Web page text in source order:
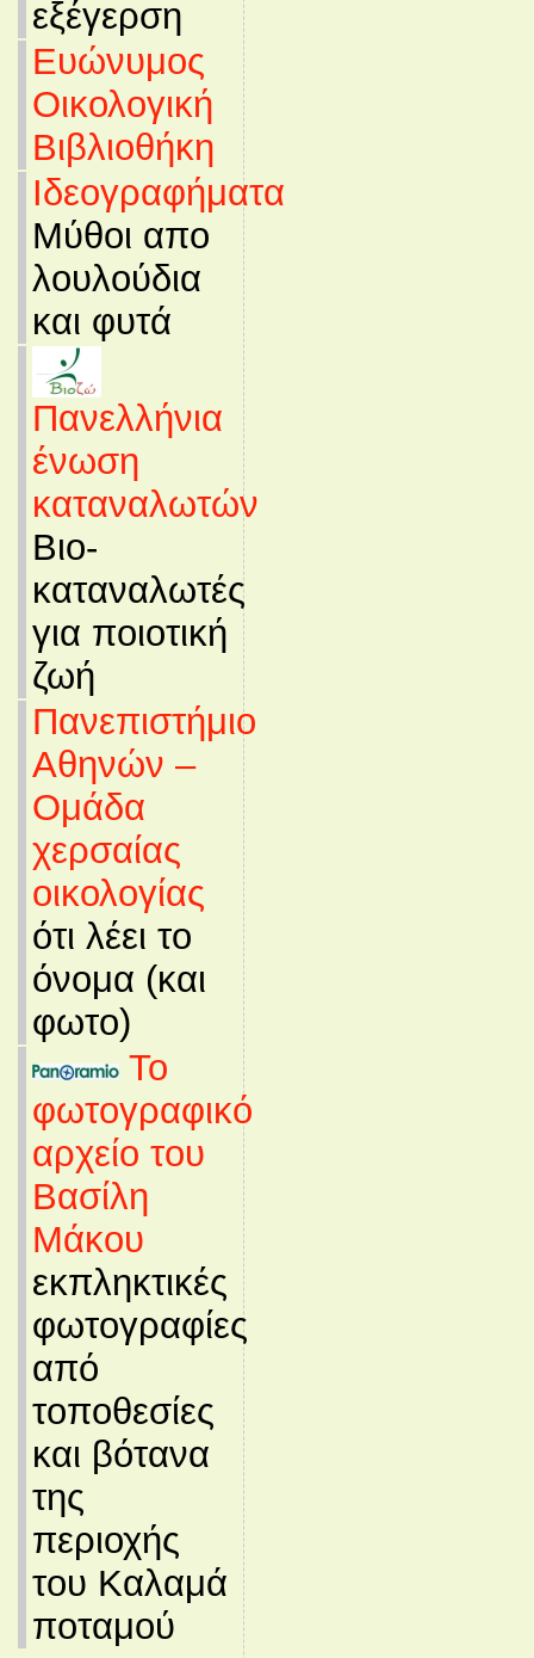
εξέγερση
Ευώνυμος
Οικολογική
Βιβλιοθήκη
Ιδεογραφήματα
Μύθοι απο
λουλούδια
και φυτά
Πανελλήνια
ένωση
καταναλωτών
Βιο-
καταναλωτές
για ποιοτική
ζωή
Πανεπιστήμιο
Αθηνών –
Ομάδα
χερσαίας
οικολογίας
ότι λέει το
όνομα (και
φωτο)
Το
φωτογραφικό
αρχείο του
Βασίλη
Μάκου
εκπληκτικές
φωτογραφίες
από
τοποθεσίες
και βότανα
της
περιοχής
του Καλαμά
ποταμού